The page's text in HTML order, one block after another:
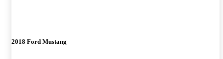
2018 Ford Mustang